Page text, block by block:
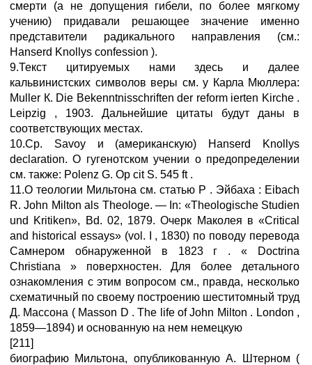
смерти (а не допущения гибели, по более мягкому
учению) придавали решающее значение именно
представители радикального направления (см.:
Hanserd Knollys confession ).
9.Текст цитируемых нами здесь и далее
кальвинистских символов веры см. у Карла Мюллера:
Muller К. Die Bekenntnisschriften der reform ierten Kirche .
Leipzig , 1903. Дальнейшие цитаты будут даны в
соответствующих местах.
10.Ср. Savoy и (американскую) Hanserd Knollys
declaration. О гугенотском учении о предопределении
см. также: Polenz G. Ор cit S. 545 ft .
11.О теологии Мильтона см. статью Р . Эйбаха : Eibach
R. John Milton als Theologe. — In: «Theologische Studien
und Kritiken», Bd. 02, 1879. Очерк Маколея в «Critical
and historical essays» (vol. I , 1830) по поводу перевода
Самнером обнаруженной в 1823 г . « Doctrina
Christiana » поверхностен. Для более детального
ознакомления с этим вопросом см., правда, несколько
схематичный по своему построению шеститомный труд
Д. Массона ( Masson D . The life of John Milton . London ,
1859—1894) и основанную на нем немецкую
[211]
биографию Мильтона, опубликованную А. Штерном (